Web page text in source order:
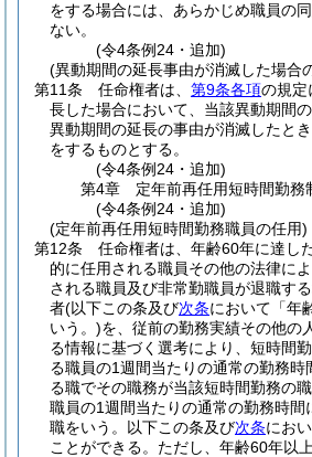
をする場合には、あらかじめ職員の
ない。
(令4条例24・追加)
(異動期間の延長事由が消滅した場合
第11条
任命権者は、 第9条各項の規定
長した場合において、当該異動期間
異動期間の延長の事由が消滅したと
をするものとする。
(令4条例24・追加)
第4章
定年前再任用短時間勤務
(令4条例24・追加)
(定年前再任用短時間勤務職員の任用)
第12条
任命権者は、年齢60年に達し
的に任用される職員その他の法律に
される職員及び非常勤職員が退職す
者(以下この条及び次条において「年
いう。)を、従前の勤務実績その他の
る情報に基づく選考により、短時間
る職員の1週間当たりの通常の勤務時
る職でその職務が当該短時間勤務の
職員の1週間当たりの通常の勤務時間
職をいう。以下この条及び次条にお
ことができる。 ただし、年齢60年以